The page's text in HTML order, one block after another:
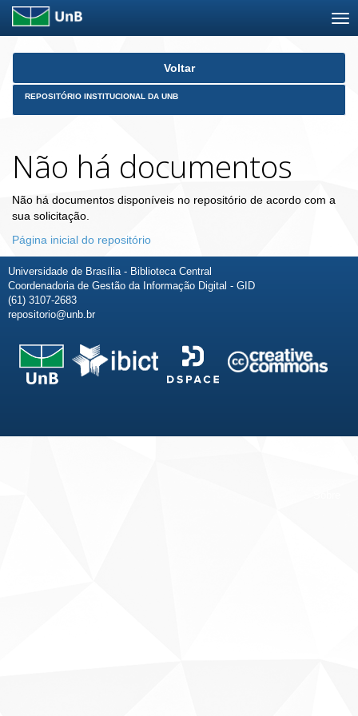
Skip
Voltar
REPOSITÓRIO INSTITUCIONAL DA UNB
Não há documentos
Não há documentos disponíveis no repositório de acordo com a
sua solicitação.
Página inicial do repositório
Universidade de Brasília - Biblioteca Central
Coordenadoria de Gestão da Informação Digital - GID
(61) 3107-2683
repositorio@unb.br